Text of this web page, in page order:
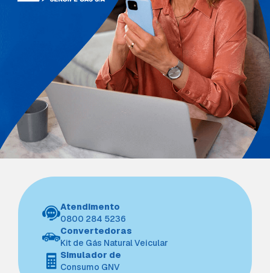
Atendimento
0800 284 5236
Convertedoras
Kit de Gás Natural Veicular
Simulador de
Consumo GNV